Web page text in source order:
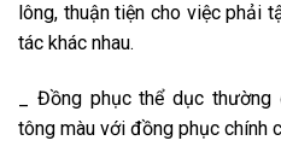
lông, thuận tiện cho việc phải
tác khác nhau.
_ Đồng phục thể dục
tông màu với đồng phục chính